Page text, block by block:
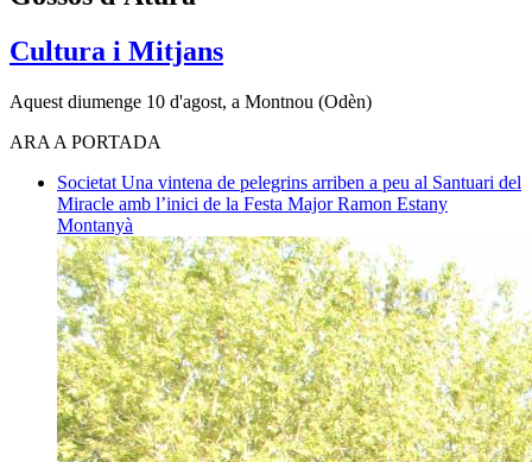
Cultura i Mitjans
Aquest diumenge 10 d'agost, a Montnou (Odèn)
ARA A PORTADA
Societat Una vintena de pelegrins arriben a peu al Santuari del
Miracle amb l’inici de la Festa MajorRamon Estany
Montanyà